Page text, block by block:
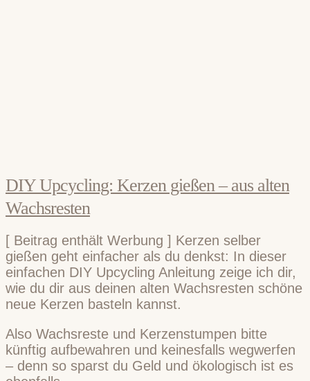
DIY Upcycling: Kerzen gießen – aus alten
Wachsresten
[ Beitrag enthält Werbung ] Kerzen selber
gießen geht einfacher als du denkst: In dieser
einfachen DIY Upcycling Anleitung zeige ich dir,
wie du dir aus deinen alten Wachsresten schöne
neue Kerzen basteln kannst.
Also Wachsreste und Kerzenstumpen bitte
künftig aufbewahren und keinesfalls wegwerfen
– denn so sparst du Geld und ökologisch ist es